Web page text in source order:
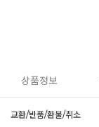
상품정보
교환/반품/환불/취소